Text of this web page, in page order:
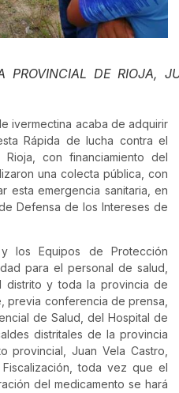
PROVINCIAL DE RIOJA,
ivermectina acaba de adquirir
Rápida de lucha contra el
con financiamiento del
una colecta pública, con
esta emergencia sanitaria, en
Defensa de los Intereses de
los Equipos de Protección
para el personal de salud,
distrito y toda la provincia de
previa conferencia de prensa,
de Salud, del Hospital de
distritales de la provincia
provincial, Juan Vela Castro,
toda vez que el
del medicamento se hará